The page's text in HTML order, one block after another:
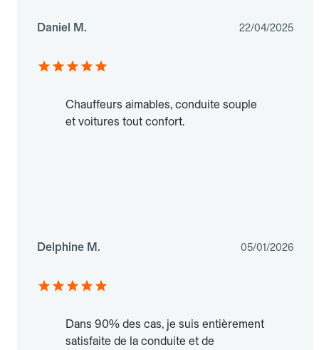
Daniel M. 22/04/2025
Chauffeurs aimables, conduite souple
et voitures tout confort.
Delphine M. 05/01/2026
Dans 90% des cas, je suis entièrement
satisfaite de la conduite et de